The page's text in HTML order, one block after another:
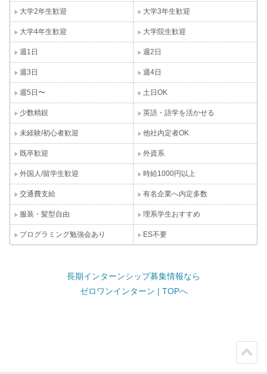
大学2年生歓迎 大学3年生歓迎
大学4年生歓迎 大学院生歓迎
週1日 週2日
週3日 週4日
週5日〜 土日OK
少数精鋭 英語・語学を活かせる
未経験/初心者歓迎 他社内定者OK
既卒歓迎 外資系
外国人/留学生歓迎 時給1000円以上
交通費支給 有名企業へ内定多数
服装・髪型自由 理系学生おすすめ
プログラミング勉強会あり ES不要
長期インターンシップ募集情報なら
ゼロワンインターン | TOPへ